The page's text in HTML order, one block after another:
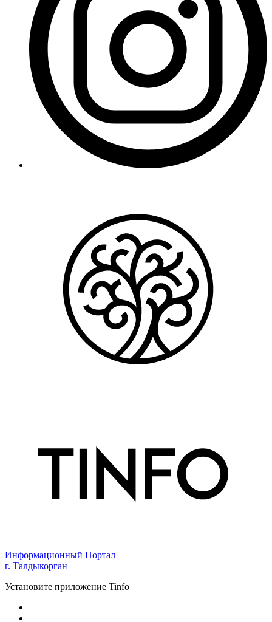
Информационный Портал
г. Талдыкорган
Установите приложение Tinfo